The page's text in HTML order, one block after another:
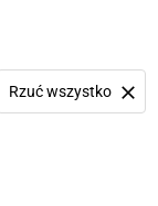
Rzuć wszystko